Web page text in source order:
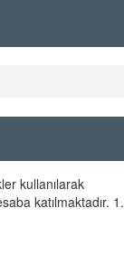
kullanılarak
katılmaktadır. 1.